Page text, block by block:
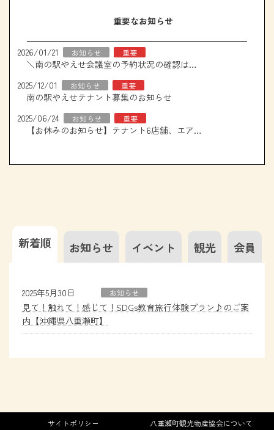
重要なお知らせ
2026/01/21 お知らせ 重要
＼南の駅やえせ会議室の予約状況の確認はこちら！／
2025/12/01
お知らせ 重要
南の駅やえせテナント募集のお知らせ
2025/06/24
お知らせ 重要
【お休みのお知らせ】テナント6店舗、エアコン取り換え工事について
新着順 お知らせ イベント 観光 会員
2025年5月30日 お知らせ
見て！触れて！感じて！SDGs教育旅行体験プラン♪のご案
内【沖縄県八重瀬町】
サイトポリシー 八重瀬町観光物産協会について